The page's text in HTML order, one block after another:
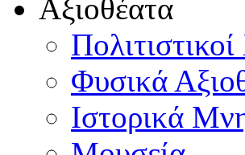
Αξιοθέατα
Φυσικά
Ιστορικά